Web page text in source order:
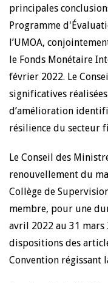
principales
Programme
l’UMOA,
le Fonds Monétaire
février 2022. Le
significatives
d’amélioration
résilience du secteur
Le Conseil des
renouvellement du
Collège de
membre, pour une
avril 2022 au 31
dispositions des
Convention régissant